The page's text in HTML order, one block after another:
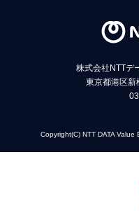
株式会社NTTデ
東京都港区
Copyright(C) NTT DATA